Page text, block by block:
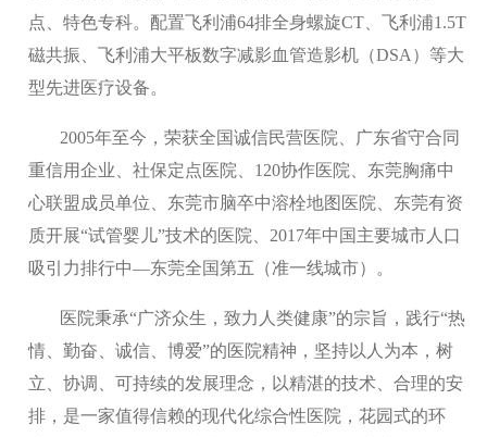
点、特色专科。配置飞利浦64排全身螺旋CT、飞利浦1.5T
磁共振、飞利浦大平板数字减影血管造影机（DSA）等大
型先进医疗设备。
2005年至今，荣获全国诚信民营医院、广东省守合同
重信用企业、社保定点医院、120协作医院、东莞胸痛中
心联盟成员单位、东莞市脑卒中溶栓地图医院、东莞有资
质开展“试管婴儿”技术的医院、2017年中国主要城市人口
吸引力排行中—东莞全国第五（准一线城市）。
医院秉承“广济众生，致力人类健康”的宗旨，践行“热
情、勤奋、诚信、博爱”的医院精神，坚持以人为本，树
立、协调、可持续的发展理念，以精湛的技术、合理的安
排，是一家值得信赖的现代化综合性医院，花园式的环